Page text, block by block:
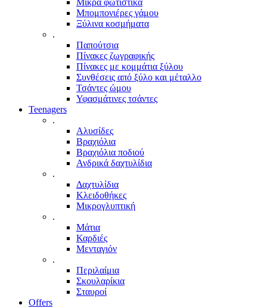
Μικρά φωτιστικά
Μπομπονιέρες γάμου
Ξύλινα κοσμήματα
.
Παπούτσια
Πίνακες ζωγραφικής
Πίνακες με κομμάτια ξύλου
Συνθέσεις από ξύλο και μέταλλο
Τσάντες ώμου
Υφασμάτινες τσάντες
Teenagers
.
Αλυσίδες
Βραχιόλια
Βραχιόλια ποδιού
Ανδρικά δαχτυλίδια
.
Δαχτυλίδια
Κλειδοθήκες
Μικρογλυπτική
.
Μάτια
Καρδιές
Μενταγιόν
.
Περιλαίμια
Σκουλαρίκια
Σταυροί
Offers